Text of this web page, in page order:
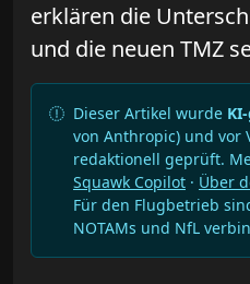
erklären die
und die neuen TMZ
Dieser Artikel wurde
von Anthropic) und vor
redaktionell geprüft.
Squawk Copilot · Über
Für den Flugbetrieb
NOTAMs und NfL